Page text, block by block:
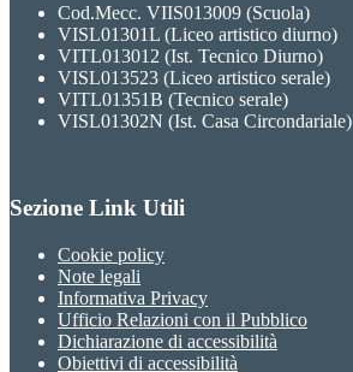
Cod.Mecc. VIIS013009 (Scuola)
VISL01301L (Liceo artistico diurno)
VITL013012 (Ist. Tecnico Diurno)
VISL013523 (Liceo artistico serale)
VITL01351B (Tecnico serale)
VISL01302N (Ist. Casa Circondariale)
Sezione Link Utili
Cookie policy
Note legali
Informativa Privacy
Ufficio Relazioni con il Pubblico
Dichiarazione di accessibilità
Obiettivi di accessibilità